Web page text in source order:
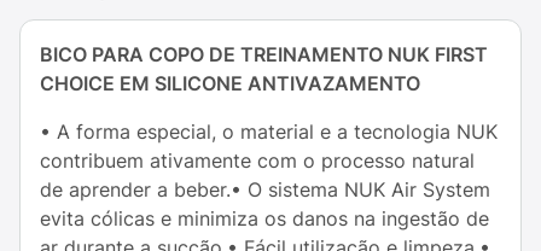
BICO PARA COPO DE TREINAMENTO NUK FIRST
CHOICE EM SILICONE ANTIVAZAMENTO
• A forma especial, o material e a tecnologia NUK
contribuem ativamente com o processo natural
de aprender a beber.• O sistema NUK Air System
evita cólicas e minimiza os danos na ingestão de